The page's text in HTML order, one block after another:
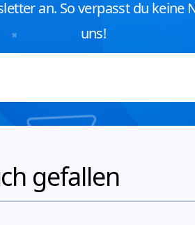
an. So verpasst du keine
uns!
gefallen